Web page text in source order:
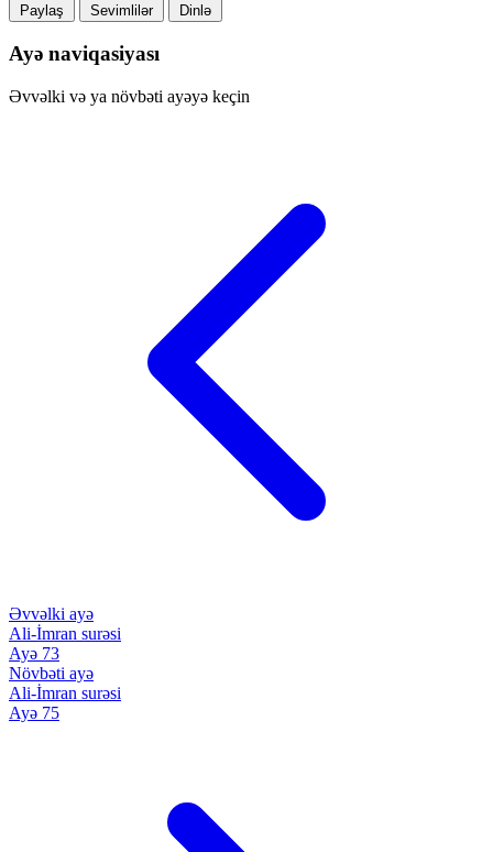
Paylaş Sevimlilər Dinlə
Ayə naviqasiyası
Əvvəlki və ya növbəti ayəyə keçin
Əvvəlki ayə
Ali-İmran surəsi
Ayə 73
Növbəti ayə
Ali-İmran surəsi
Ayə 75